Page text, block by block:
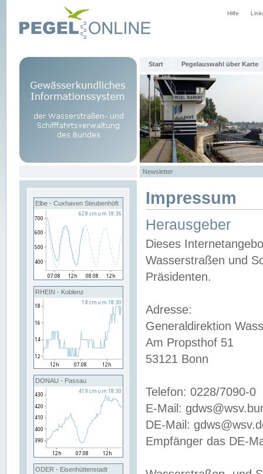
Hilfe
Start Pegelauswahl über Karte
Newsletter
Elbe - Cuxhaven Steubenhöft
RHEIN - Koblenz
DONAU - Passau
ODER - Eisenhüttenstadt
Impressum
Herausgeber
Dieses
Wasserstraßen und
Präsidenten.
Adresse:
Generaldirektion
Am Propsthof 51
53121 Bonn
Telefon: 0228/7090-0
E-Mail:
DE-Mail:
Empfänger das DE-